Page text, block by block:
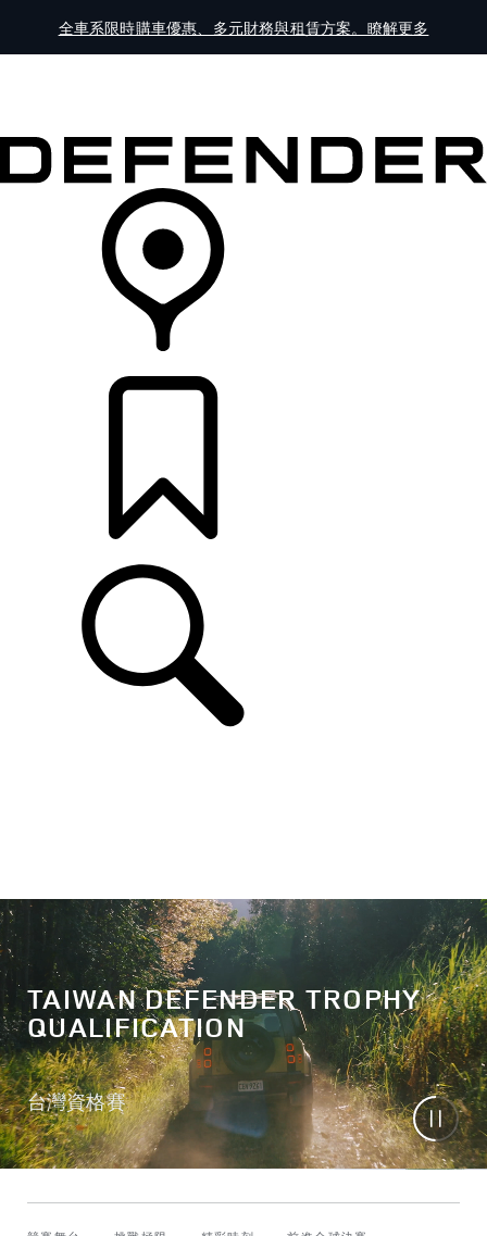
全車系限時購車優惠、多元財務與租賃方案。瞭解更多
TAIWAN DEFENDER TROPHY
QUALIFICATION
台灣資格賽